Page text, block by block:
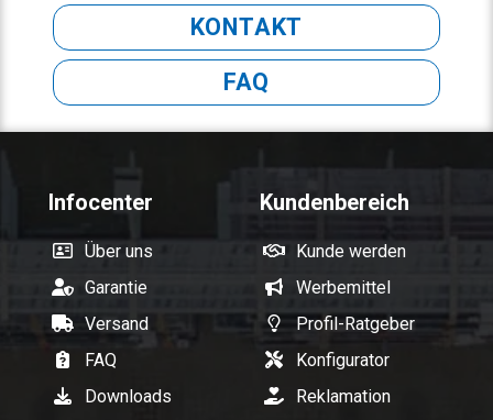
KONTAKT
FAQ
Infocenter
Über uns
Garantie
Versand
FAQ
Downloads
Kundenbereich
Kunde werden
Werbemittel
Profil-Ratgeber
Konfigurator
Reklamation